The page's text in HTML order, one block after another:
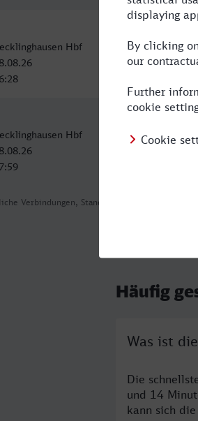
Verbindungen, Stand: 2026-08-04 11:53
Hbf
Paris Est
18.08.26
Hbf
Paris Est
Häufig
Was ist
Die
und 14
kann sich